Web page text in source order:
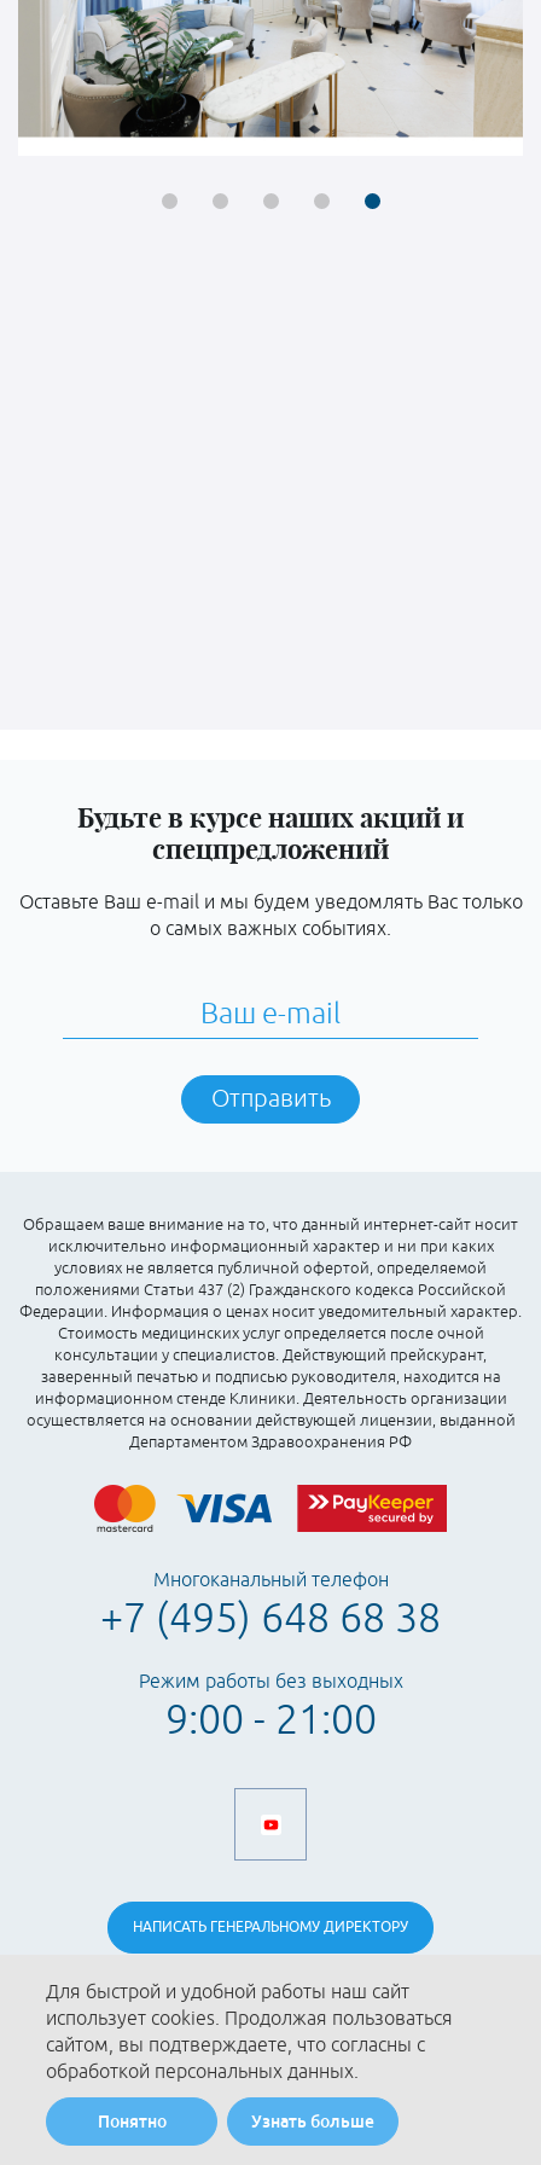
Мужу очень понравилось! Таких красивых губок у
меня не было никогда! Уверена – это не последняя
встреча с Ольгой Дагиевной. Огромное Вам
спасибо!!!!
Будьте в курсе наших акций и
спецпредложений
Оставьте Ваш e-mail и мы будем уведомлять Вас только
о самых важных событиях.
Отправить
Обращаем ваше внимание на то, что данный интернет-сайт носит
исключительно информационный характер и ни при каких
условиях не является публичной офертой, определяемой
положениями Статьи 437 (2) Гражданского кодекса Российской
Федерации. Информация о ценах носит уведомительный характер.
Стоимость медицинских услуг определяется после очной
консультации у специалистов. Действующий прейскурант,
заверенный печатью и подписью руководителя, находится на
информационном стенде Клиники. Деятельность организации
осуществляется на основании действующей лицензии, выданной
Департаментом Здравоохранения РФ
Многоканальный телефон
+7 (495) 648 68 38
Режим работы без выходных
9:00 - 21:00
НАПИСАТЬ ГЕНЕРАЛЬНОМУДИРЕКТОРУ
Пластическая хирургия
Стоматология
Косметология
Гинекология
Стоимость
Врачи
Контакты
Для быстрой и удобной работы наш сайт
использует cookies. Продолжая пользоваться
сайтом, вы подтверждаете, что согласны с
обработкой персональных данных.
Узнать больше
Понятно